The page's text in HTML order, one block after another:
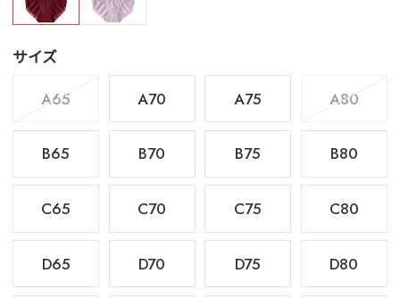
サイズ
A65
A70 A75 A80
B65 B70 B75 B80
C65 C70 C75 C80
D65 D70 D75 D80